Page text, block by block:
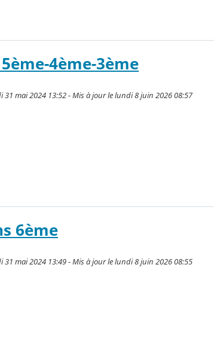
4ème-3ème
mai 2024 13:52 - Mis à jour le lundi 8 juin 2026 08:57
6ème
mai 2024 13:49 - Mis à jour le lundi 8 juin 2026 08:55